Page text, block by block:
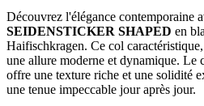
Découvrez l'élégance contemporaine
SEIDENSTICKER SHAPED en
Haifischkragen. Ce col
une allure moderne et dynamique. Le
offre une texture riche et une solidité
une tenue impeccable jour après jour.